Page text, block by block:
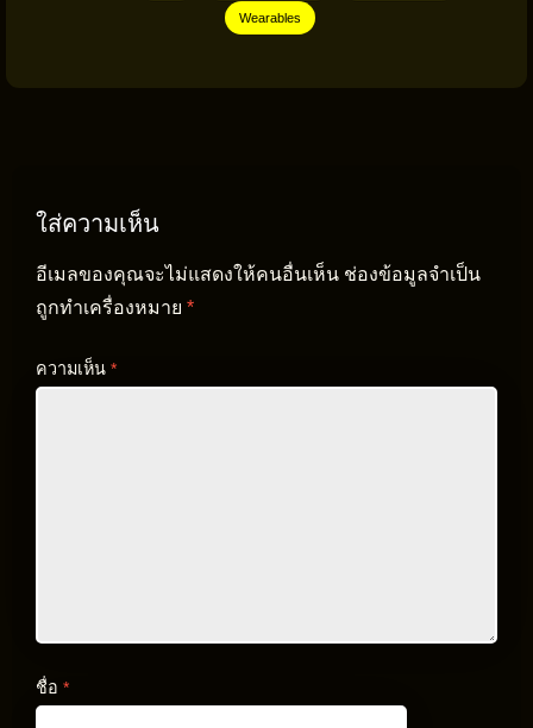
Wearables
ใส่ความเห็น
อีเมลของคุณจะไม่แสดงให้คนอื่นเห็น ช่องข้อมูลจำเป็น
ถูกทำเครื่องหมาย *
ความเห็น *
ชื่อ *